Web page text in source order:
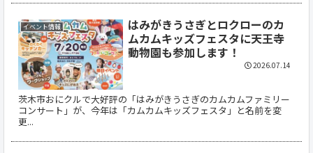
イベント情報
はみがきうさぎとロクローのカ
ムカムキッズフェスタに天王寺
動物園も参加します！
茨木市おにクルで大好評の「はみがきうさぎのカムカムファミリー
コンサート」が、今年は「カムカムキッズフェスタ」と名前を変
更...
2026.07.14